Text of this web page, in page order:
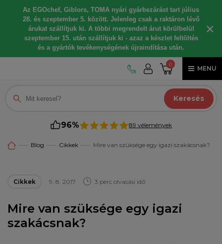
Az EGOchef, Giblors, TOMA nyári gyárbezárást tart július
28. és szeptember 5. között. Jelenleg csak a raktáron lévő
árukat szállítjuk ki. A többi megrendelt árut körülbelül
szeptember 15. után szállítjuk ki - azaz a készlet feltöltés
és a gyártók tevékenységének újraindítása után.
×
0
MENU
Keresés
96% 89 vélemények
Blog Cikkek Mire van szüksége egy igazi szakácsnak?
Cikkek 9. 8. 2017 3 perc olvasási idő
Mire van szüksége egy igazi
szakácsnak?